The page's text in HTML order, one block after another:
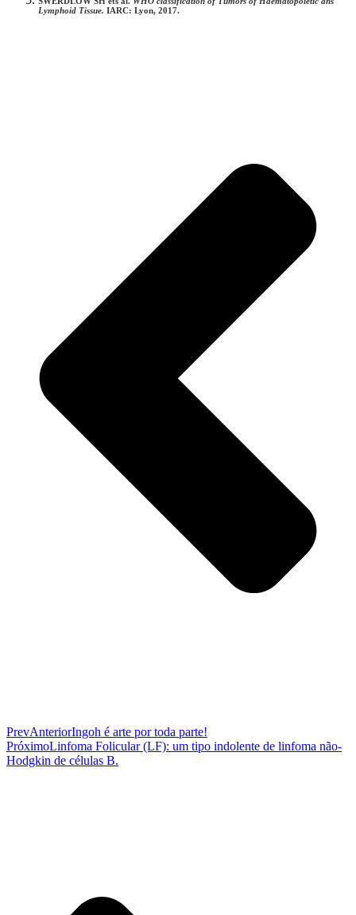
Lymphoid Tissue. IARC: Lyon, 2017.
PrevAnteriorIngoh é arte por toda parte!
PróximoLinfoma Folicular (LF): um tipo indolente de linfoma não-
Hodgkin de células B.